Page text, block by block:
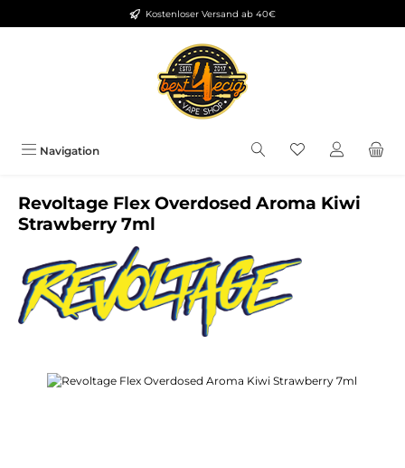
Zum Hauptinhalt springenKostenloser Versand ab 40€
Navigation Du hast 0
Revoltage Flex Overdosed Aroma Kiwi
Strawberry 7ml
Bildergalerie überspringen